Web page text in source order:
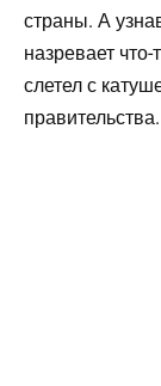
страны. А
назревает
слетел с
правительства.